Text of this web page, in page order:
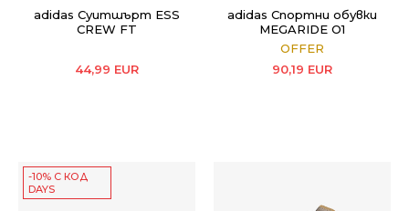
adidas Суитшърт ESS
CREW FT
44,99 EUR
adidas Спортни обувки
MEGARIDE O1
OFFER
90,19 EUR
-10% С КОД
DAYS